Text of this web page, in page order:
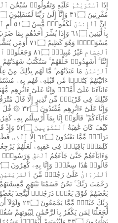
إِذَا
ٱسْتَوَيْتُمْ عَلَيْهِ وَتَقُولُوا۟ سُبْحَٰنَ
مُقْرِنِينَ ٣١۝ وَإِنَّآ إِلَىٰ رَبِّنَا لَمُنقَلِبُونَ
إِنَّ ٱلْإِنسَٰنَ لَكَفُورٌۭ مُّبِينٌ ٥١۝ أَمِ
بِٱلْبَنِينَ ٦١۝ وَإِذَا بُشِّرَ أَحَدُهُم بِمَا
مُسْوَدًّۭا
وَهُوَ كَظِيمٌ ٧١۝ أَوَمَن
ٱلْخِصَامِ غَيْرُ مُبِينٍۢ ٨١۝ وَجَعَلُوا۟
إِنَٰثًا
أَشَهِدُوا۟ خَلْقَهُمْ سَتُكْتَبُ شَهَٰدَتُهُمْ
ٱلرَّحْمَٰنُ مَا عَبَدْنَٰهُم مَّا لَهُم بِذَٰلِكَ مِنْ
ءَاتَيْنَٰهُمْ كِتَٰبًۭا مِّن قَبْلِهِۦ فَهُم بِهِۦ
ءَابَآءَنَا عَلَىٰٓ أُمَّةٍۢ وَإِنَّا عَلَىٰٓ ءَاثَٰرِهِم
قَبْلِكَ فِى قَرْيَةٍۢ مِّن نَّذِيرٍ إِلَّا قَالَ
وَإِنَّا عَلَىٰٓ ءَاثَٰرِهِم مُّقْتَدُونَ ٣٢۝ ۞ قَٰلَ
ءَابَآءَكُمْ قَالُوٓا۟ إِنَّا بِمَآ أُرْسِلْتُم بِهِۦ
كَيْفَ كَانَ عَٰقِبَةُ ٱلْمُكَذِّبِينَ ٥٢۝ وَإِذْ
بَرَآءٌۭ مِّمَّا تَعْبُدُونَ ٦٢۝ إِلَّا ٱلَّذِى
كَلِمَةًۢ بَاقِيَةًۭ فِى عَقِبِهِۦ لَعَلَّهُمْ
وَءَابَآءَهُمْ حَتَّىٰ جَآءَهُمُ ٱلْحَقُّ وَرَسُولٌۭ
قَالُوا۟ هَٰذَا سِحْرٌۭ وَإِنَّا بِهِۦ كَٰفِرُونَ
ٱلْقُرْءَانُ عَلَىٰ رَجُلٍۢ مِّنَ ٱلْقَرْيَتَيْنِ
رَحْمَتَ رَبِّكَ نَحْنُ قَسَمْنَا بَيْنَهُم مَّعِيشَتَهُمْ
بَعْضَهُمْ فَوْقَ بَعْضٍۢ دَرَجَٰتٍۢ لِّيَتَّخِذَ
رَبِّكَ خَيْرٌۭ مِّمَّا يَجْمَعُونَ ٢٣۝ وَلَوْلَآ أَن
لَّجَعَلْنَا لِمَن يَكْفُرُ بِٱلرَّحْمَٰنِ لِبُيُوتِهِمْ